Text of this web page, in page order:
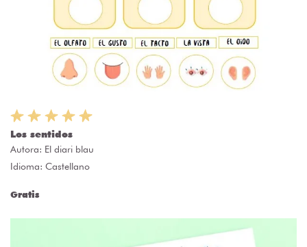
Los sentidos
Autora: El diari blau
Idioma: Castellano
Gratis